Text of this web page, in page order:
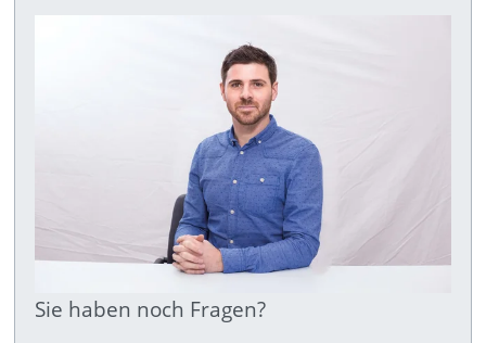
Sie haben noch Fragen?